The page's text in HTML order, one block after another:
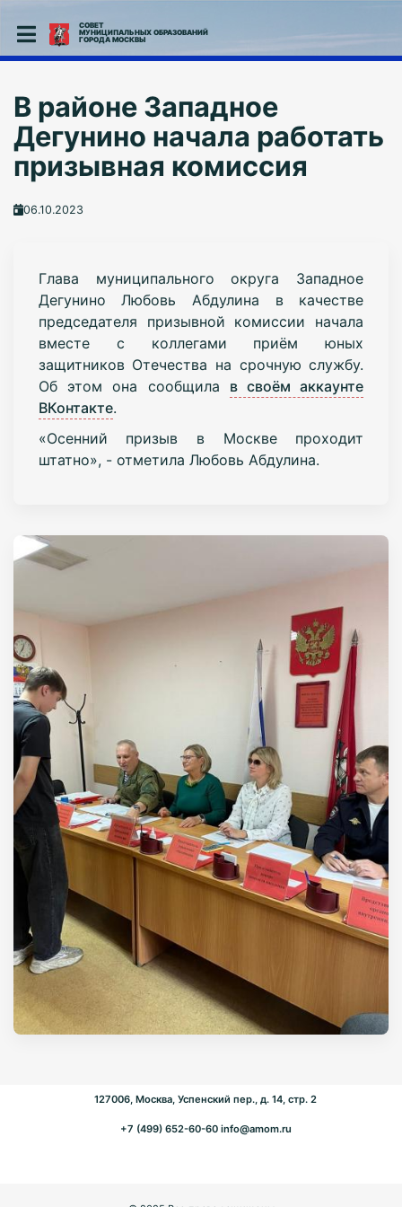
СОВЕТ
МУНИЦИПАЛЬНЫХ ОБРАЗОВАНИЙ
ГОРОДА МОСКВЫ
В районе Западное
Дегунино начала работать
призывная комиссия
06.10.2023
Глава муниципального округа Западное
Дегунино Любовь Абдулина в качестве
председателя призывной комиссии начала
вместе с коллегами приём юных
защитников Отечества на срочную службу.
Об этом она сообщила в своём аккаунте
ВКонтакте.
«Осенний призыв в Москве проходит
штатно», - отметила Любовь Абдулина.
127006, Москва, Успенский пер., д. 14, стр. 2
+7 (499) 652-60-60 info@amom.ru